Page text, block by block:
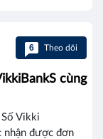
6 Theo dõi
cùng
Vikki
nhận được đơn